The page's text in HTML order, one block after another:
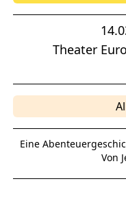
Theater
Eine
Von